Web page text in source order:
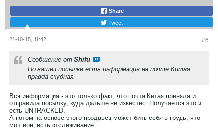
Share
Tweet
#6
21-10-15, 11:42
Сообщение от Shifu
По вашей посылке есть информация на почте Китая,
правда скудная.
Вся информация - это только факт, что почта Китая приняла и
отправила посылку, куда дальше не известно. Получается это и
есть UNTRACKED.
А потом на основе этого продавец может бить себя в грудь, что
мол вон, есть отслеживание.